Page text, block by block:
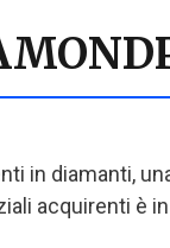
in diamanti,
acquirenti è